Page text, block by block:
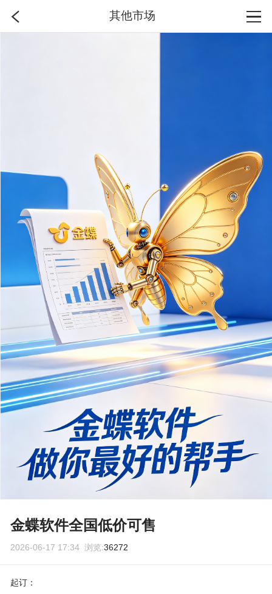
其他市场
登录
金蝶软件全国低价可售
2026-06-17 17:34 浏览:36272
起订：